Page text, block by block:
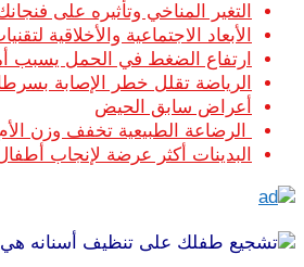
التغير المناخي وتأثيره على
الأبعاد الاجتماعية والأخلاقية
ارتفاع الضغط في الحمل يسبب
الرياضة تقلل خطر الإصابة
أعراض سابق الحيض
الرضاعة الطبيعية تخفف وزن
البدينات أكثر عرضة لإنجاب